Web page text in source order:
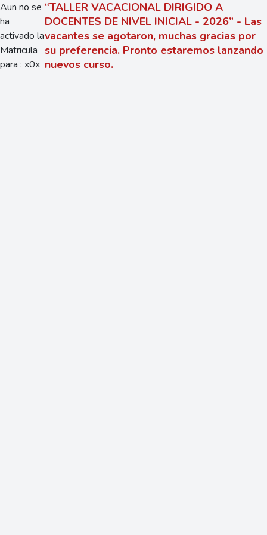
Aun no se
ha
activado la
Matricula
para : x0x
“TALLER VACACIONAL DIRIGIDO A
DOCENTES DE NIVEL INICIAL - 2026” - Las
vacantes se agotaron, muchas gracias por
su preferencia. Pronto estaremos lanzando
nuevos curso.